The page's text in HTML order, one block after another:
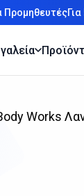
Προμηθευτές
Works